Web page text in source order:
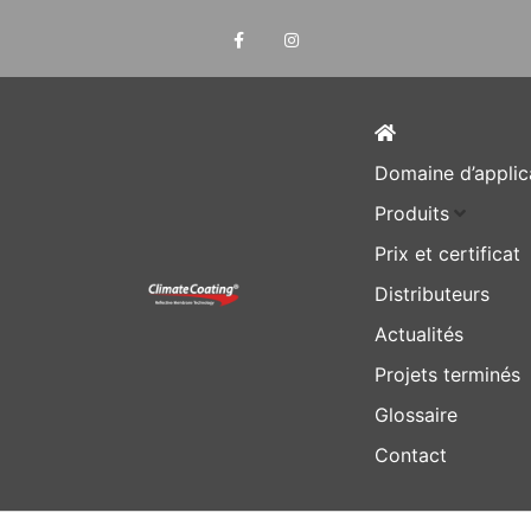
Domaine
Produits
Prix et certificat
Distributeurs
Actualités
Projets terminés
Glossaire
Contact